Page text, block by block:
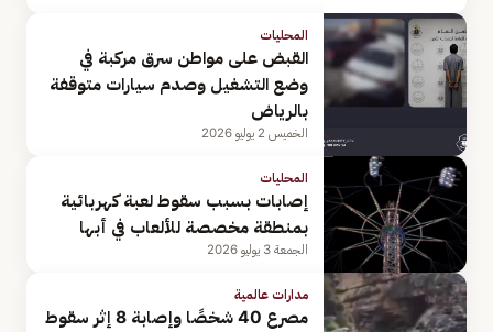
المحليات
القبض على مواطن سرق مركبة في
وضع التشغيل وصدم سيارات متوقفة
بالرياض
الخميس 2 يوليو 2026
المحليات
إصابات بسبب سقوط لعبة كهربائية
بمنطقة مخصصة للألعاب في أبها
الجمعة 3 يوليو 2026
مدارات عالمية
مصرع 40 شخصًا وإصابة 8 إثر سقوط